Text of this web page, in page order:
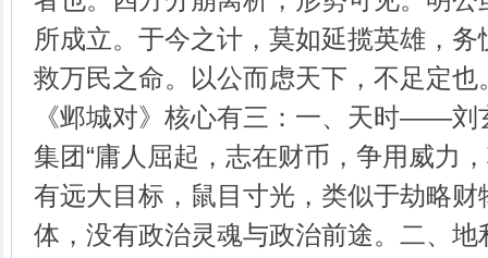
所成立。于今之计，莫如延揽英雄，
救万民之命。以公而虑天下，不足定也
《邺城对》核心有三：一、天时——刘
集团“庸人屈起，志在财币，争用威力
有远大目标，鼠目寸光，类似于劫略
体，没有政治灵魂与政治前途。二、